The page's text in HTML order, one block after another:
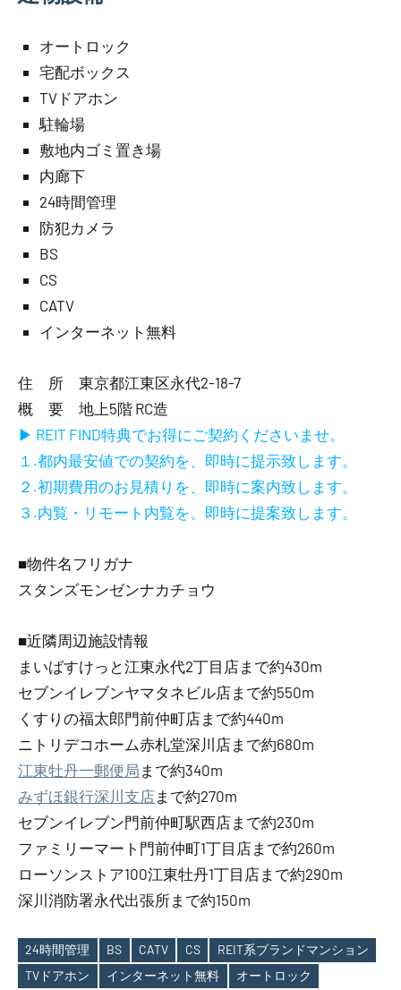
オートロック
宅配ボックス
TVドアホン
駐輪場
敷地内ゴミ置き場
内廊下
24時間管理
防犯カメラ
BS
CS
CATV
インターネット無料
住 所 東京都江東区永代2-18-7
概 要 地上5階 RC造
▶ REIT FIND特典でお得にご契約くださいませ。
１.都内最安値での契約を、即時に提示致します。
２.初期費用のお見積りを、即時に案内致します。
３.内覧・リモート内覧を、即時に提案致します。
■物件名フリガナ
スタンズモンゼンナカチョウ
■近隣周辺施設情報
まいばすけっと江東永代2丁目店まで約430m
セブンイレブンヤマタネビル店まで約550m
くすりの福太郎門前仲町店まで約440m
ニトリデコホーム赤札堂深川店まで約680m
江東牡丹一郵便局 まで約340m
みずほ銀行深川支店まで約270m
セブンイレブン門前仲町駅西店まで約230m
ファミリーマート門前仲町1丁目店まで約260m
ローソンストア100江東牡丹1丁目店まで約290m
深川消防署永代出張所まで約150m
24時間管理 BS CATV CS
REIT系ブランドマンション
TVドアホン
インターネット無料
オートロック